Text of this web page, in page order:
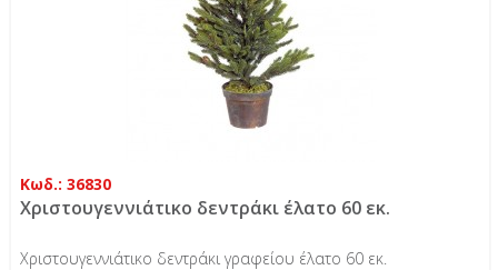
Κωδ.: 36830
Χριστουγεννιάτικο δεντράκι έλατο 60 εκ.
Χριστουγεννιάτικο δεντράκι γραφείου έλατο 60 εκ.